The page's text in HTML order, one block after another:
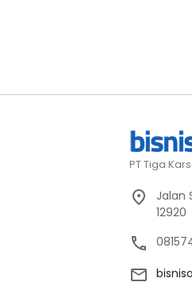
PT Tiga
Jalan
12920